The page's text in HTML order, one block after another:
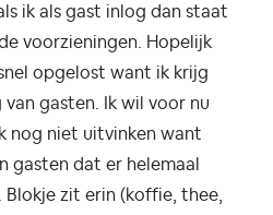
ik als gast inlog dan staat
voorzieningen. Hopelijk
opgelost want ik krijg
gasten. Ik wil voor nu
nog niet uitvinken want
gasten dat er helemaal
Blokje zit erin (koffie, thee,